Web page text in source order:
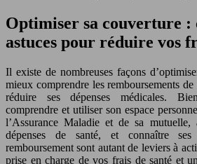
Optimiser sa couverture :
astuces pour réduire vos
Il existe de nombreuses façons
mieux comprendre les remboursements de
réduire ses dépenses médicales.
comprendre et utiliser son espace
l’Assurance Maladie et de sa
dépenses de santé, et connaître
remboursement sont autant de leviers à
prise en charge de vos frais de santé et